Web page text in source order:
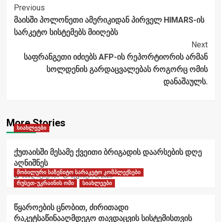
Post
Navigation
Previous
მაისში პოლონეთი ამერიკიდან პირველ HIMARS-ის
სარკეტო სისტემებს მიიღებს
Next
საფრანგეთი იძიებს AFP-ის რეპორტიორის არმან
სოლდენის გარდაცვალებას როგორც ომის
დანაშაულს.
More Stories
სიახლეები
ქუთაისში მესამე ქვეითი ბრიგადის დაარსების დღე
აღნიშნეს
ანალიტიკოსი აგვისტო 6, 2026
მობილური საზენიტო სარაკეტო კომპლექსები
რუსეთ-უკრაინის ომი
სიახლეები
წყაროების ცნობით, ძირითადი
რაკეტსაწინააღმდეგო თავდაცვის სისტემისთვის